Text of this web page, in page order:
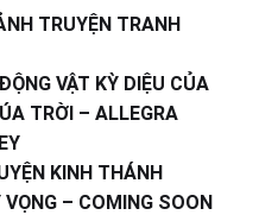
TRUYỆN TRANH
VẬT KỲ DIỆU CỦA
TRỜI – ALLEGRA
KINH THÁNH
VỌNG – COMING SOON